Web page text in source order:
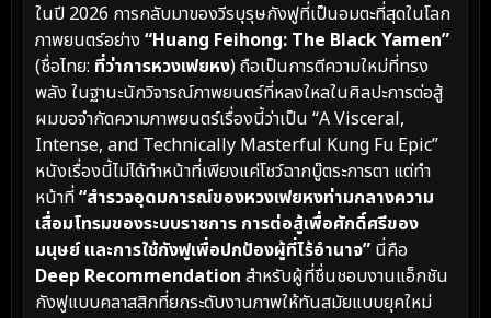
ในปี 2026 การกลับมาของวีรบุรุษกังฟูที่เป็นอมตะที่สุดในโลก
ภาพยนตร์อย่าง “Huang Feihong: The Black Yamen”
(ชื่อไทย: ที่ว่าการหวงเฟยหง) ถือเป็นการตีความใหม่ที่ทรง
พลัง ในฐานะนักวิจารณ์ภาพยนตร์ที่หลงใหลในศิลปะการต่อสู้
ผมขอจำกัดความภาพยนตร์เรื่องนี้ว่าเป็น “A Visceral,
Intense, and Technically Masterful Kung Fu Epic”
หนังเรื่องนี้ไม่ได้ทำหน้าที่เพียงแค่โชว์ฉากบู๊ตระการตา แต่ทำ
หน้าที่“สำรวจอุดมการณ์ของหวงเฟยหงท่ามกลางความ
เสื่อมโทรมของระบบราชการ การต่อสู้เพื่อศักดิ์ศรีของ
มนุษย์ และการใช้กังฟูเพื่อปกป้องผู้ที่ไร้อำนาจ” นี่คือ
Deep Recommendation สำหรับผู้ที่ชื่นชอบงานแอ็กชัน
กังฟูแบบคลาสสิกที่ยกระดับงานภาพให้ทันสมัยแบบยุคใหม่